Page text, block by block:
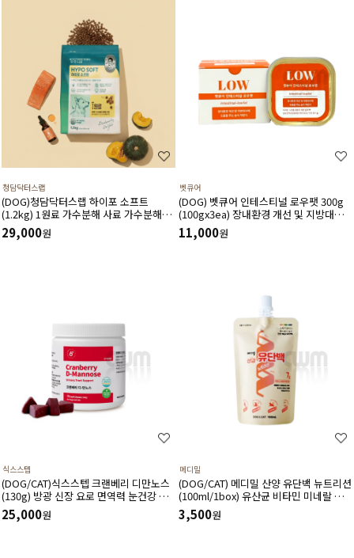
청담닥터스랩
(DOG)청담닥터스랩 하이포 소프트
(1.2kg) 1원료 가수분해 사료 가수분해연
어 피부와 피모건강에 도움 장건강 긴장완
화 부드러운식감
29,000원
벳큐어
(DOG) 벳큐어 인테스티널 로우팻 300g
(100gx3ea) 장내환경 개선 및 지방대사
에 도움을 주는 습식 처방식
11,000원
식스스텝
(DOG/CAT)식스스텝 크랜베리 디만노스
(130g) 방광 신장 요로 면역력 눈건강 혈
관건강에 도움 주는 츄어블 타입 영양제
25,000원
메디밀
(DOG/CAT) 메디밀 산양 유단백 뉴트리션
(100ml/1box) 유산균 비타민 미네랄 함
유 한끼 사료 대용 고단백 저지방 영양보
충제
3,500원